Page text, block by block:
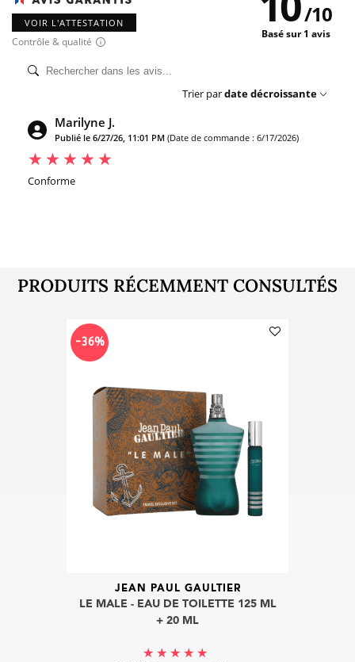
VOIR L'ATTESTATION
Contrôle & qualité
/10
Basé sur 1 avis
Trier pardate décroissante
Marilyne J.
Publié le 6/27/26, 11:01 PM (Date de commande : 6/17/2026)
Conforme
PRODUITS RÉCEMMENT CONSULTÉS
-36%
JEAN PAUL GAULTIER
LE MALE - EAU DE TOILETTE 125 ML
+ 20 ML